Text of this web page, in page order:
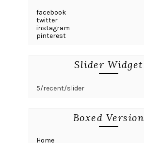
facebook
twitter
instagram
pinterest
Slider Widget
5/recent/slider
Boxed Version
Home